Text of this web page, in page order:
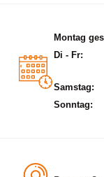
Montag
Di - Fr:
Samstag:
Sonntag: